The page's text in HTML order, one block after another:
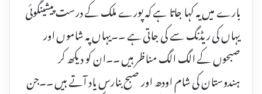
بارے میں یہ کہا جاتا ہے کہ پورے ملک کے درست پیشینگوئی
یہاں کی ریڈنگ سے کی جاتی ہے ۔۔یہاں پہ شاموں اور
صبحوں کے الگ الگ مناظر ہیں ۔۔ان کو دیکھ کر
ہندوستان کی شام اودھ اور صبح بنارس یاد آتے ہیں ۔۔جن